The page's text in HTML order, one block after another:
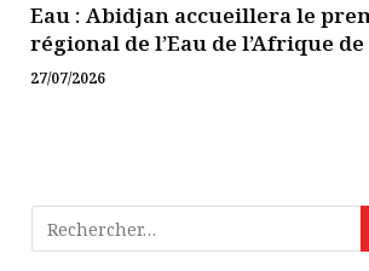
Eau : Abidjan accueillera le
régional de l’Eau de l’Afrique de
27/07/2026